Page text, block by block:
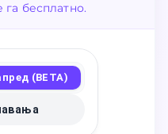
бесплатно.
(BETA)